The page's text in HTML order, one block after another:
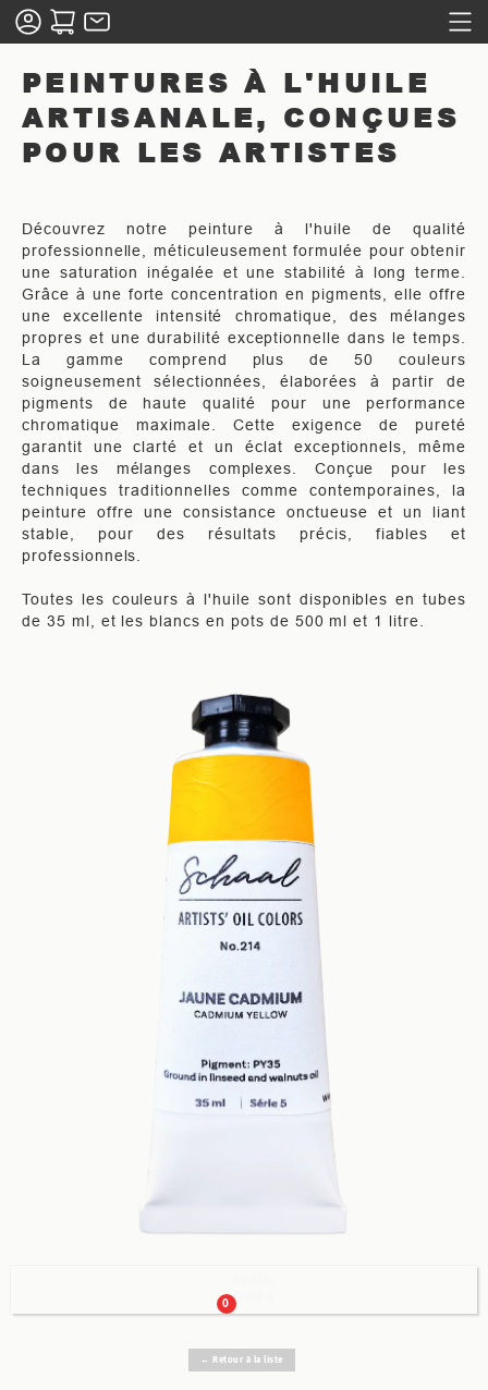
PEINTURES À L'HUILE
ARTISANALE, CONÇUES
POUR LES ARTISTES
Découvrez notre peinture à l'huile de qualité
professionnelle, méticuleusement formulée pour obtenir
une saturation inégalée et une stabilité à long terme.
Grâce à une forte concentration en pigments, elle offre
une excellente intensité chromatique, des mélanges
propres et une durabilité exceptionnelle dans le temps.
La gamme comprend plus de 50 couleurs
soigneusement sélectionnées, élaborées à partir de
pigments de haute qualité pour une performance
chromatique maximale. Cette exigence de pureté
garantit une clarté et un éclat exceptionnels, même
dans les mélanges complexes. Conçue pour les
techniques traditionnelles comme contemporaines, la
peinture offre une consistance onctueuse et un liant
stable, pour des résultats précis, fiables et
professionnels.
Toutes les couleurs à l'huile sont disponibles en tubes
de 35 ml, et les blancs en pots de 500 ml et 1 litre.
0 0.00 €
← Retour à la liste